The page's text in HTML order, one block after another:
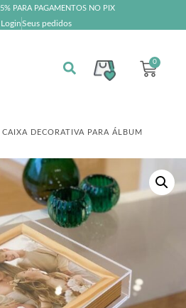
PARA PAGAMENTOS NO PIX
LoginSeus pedidos
0
DECORATIVA PARA ÁLBUM